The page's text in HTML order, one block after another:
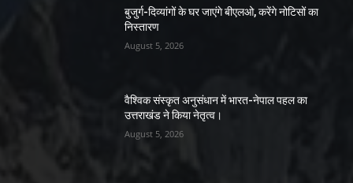
बुजुर्ग-दिव्यांगों के घर जाएंगे बीएलओ, करेंगे नोटिसों का
निस्तारण
August 5, 2026
वैश्विक संस्कृत अनुसंधान में भारत-नेपाल पहल का
उत्तराखंड ने किया नेतृत्व।
August 5, 2026